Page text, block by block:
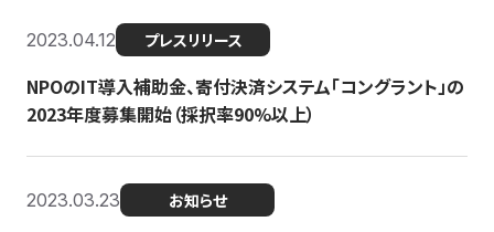
2023.04.12 プレスリリース
NPOのIT導入補助金、寄付決済システム「コングラント」の
2023年度募集開始（採択率90%以上）
2023.03.23 お知らせ